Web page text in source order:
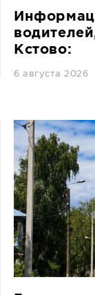
Кстово:
6 августа 2026